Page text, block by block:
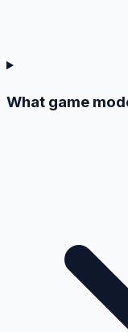
What game